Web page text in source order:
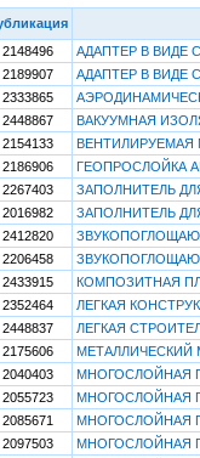
2148496
АДАПТЕР В ВИДЕ
2189907
АДАПТЕР В ВИДЕ
2333865
2448867
ВАКУУМНАЯ
2154133
2186906
ГЕОПРОСЛОЙКА
2267403
ЗАПОЛНИТЕЛЬ
2016982
ЗАПОЛНИТЕЛЬ
2412820
2206458
2433915
КОМПОЗИТНАЯ
2352464
ЛЕГКАЯ
2448837
ЛЕГКАЯ
2175606
2040403
МНОГОСЛОЙНАЯ
2055723
МНОГОСЛОЙНАЯ
2085671
МНОГОСЛОЙНАЯ
2097503
МНОГОСЛОЙНАЯ